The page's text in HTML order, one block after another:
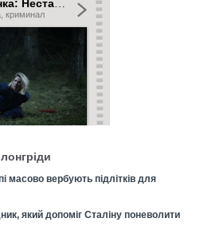
лонгріди
масово вербують підлітків для
який допоміг Сталіну поневолити